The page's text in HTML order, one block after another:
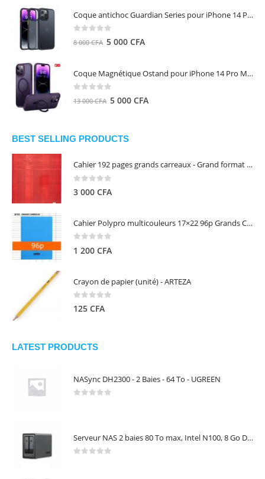
500 CFA.
Coque antichoc Guardian Series pour iPhone 14 Pro Max - TORRAS
out of 5
8 000CFA Le
était :
8
000 CFA.
5 000 CFALe
est :
000 CFA.
Coque Magnétique Ostand pour iPhone 14 Pro Max - Violet Foncé - TORRAS
13 000CFA Le
était :
000 CFA.
5 000 CFA
000 CFA.
BEST SELLING PRODUCTS
Cahier 192 pages grands carreaux - Grand format - Brochure dos toilé - 24x32 cm - Papier blanc 90 g - Couverture carte pelliculée couleur aléatoire - Clairefontaine
3 000 CFA
Cahier Polypro multicouleurs 17×22 96p Grands Carreaux Séyès 90g - CALLIGRAPHE
1 200 CFA
Crayon de papier (unité) - ARTEZA
0 out of 5
125 CFA
LATEST PRODUCTS
NASync DH2300 - 2 Baies - 64 To - UGREEN
Serveur NAS 2 baies 80 To max, Intel N100, 8 Go DDR5, 2,5 GbE, sans disques – NASync DXP2800 UGREEN 25242